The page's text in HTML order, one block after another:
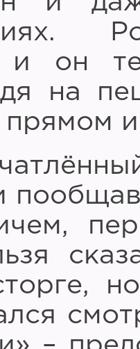
и он
на
прямом